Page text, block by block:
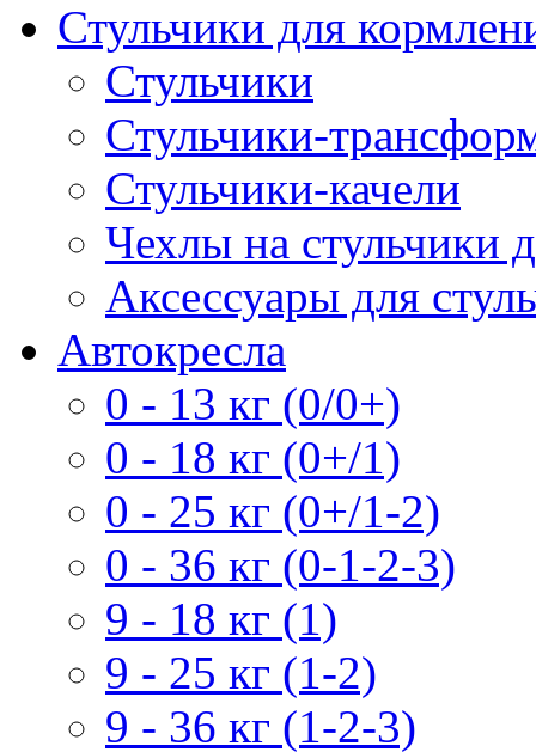
Стульчики для
Стульчики
Стульчики-
Стульчики-качели
Чехлы на стульчики
Аксессуары для
Автокресла
0 - 13 кг (0/0+)
0 - 18 кг (0+/1)
0 - 25 кг (0+/1-2)
0 - 36 кг (0-1-2-3)
9 - 18 кг (1)
9 - 25 кг (1-2)
9 - 36 кг (1-2-3)